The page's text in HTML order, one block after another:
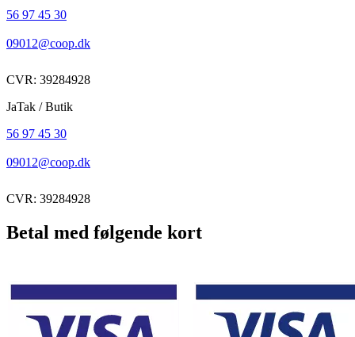
56 97 45 30
09012@coop.dk
CVR: 39284928
JaTak / Butik
56 97 45 30
09012@coop.dk
CVR: 39284928
Betal med følgende kort